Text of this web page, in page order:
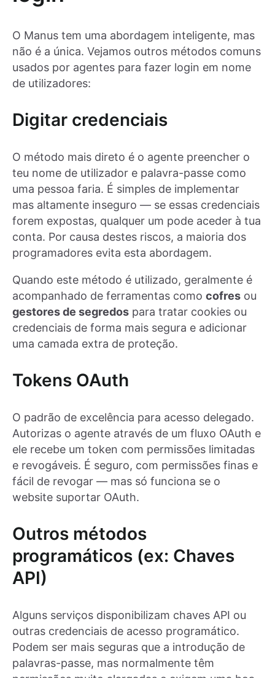
O Manus tem uma abordagem inteligente, mas
não é a única. Vejamos outros métodos comuns
usados por agentes para fazer login em nome
de utilizadores:
Digitar credenciais
O método mais direto é o agente preencher o
teu nome de utilizador e palavra-passe como
uma pessoa faria. É simples de implementar
mas altamente inseguro — se essas credenciais
forem expostas, qualquer um pode aceder à tua
conta. Por causa destes riscos, a maioria dos
programadores evita esta abordagem.
Quando este método é utilizado, geralmente é
acompanhado de ferramentas como cofres ou
gestores de segredos para tratar cookies ou
credenciais de forma mais segura e adicionar
uma camada extra de proteção.
Tokens OAuth
O padrão de excelência para acesso delegado.
Autorizas o agente através de um fluxo OAuth e
ele recebe um token com permissões limitadas
e revogáveis. É seguro, com permissões finas e
fácil de revogar — mas só funciona se o
website suportar OAuth.
Outros métodos
programáticos (ex: Chaves
API)
Alguns serviços disponibilizam chaves API ou
outras credenciais de acesso programático.
Podem ser mais seguras que a introdução de
palavras-passe, mas normalmente têm